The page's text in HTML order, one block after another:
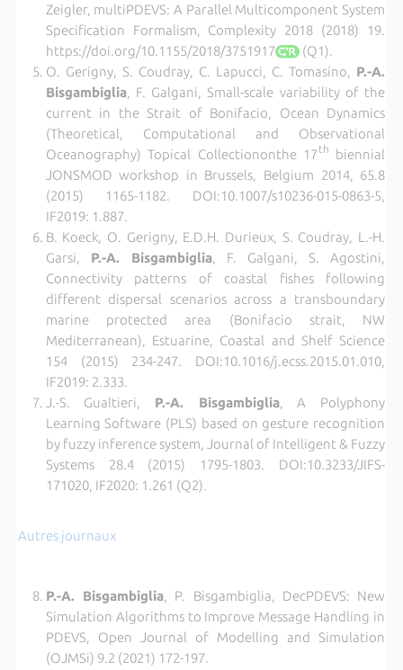
Zeigler, multiPDEVS: A Parallel Multicomponent System
Specification Formalism, Complexity 2018 (2018) 19.
https://doi.org/10.1155/2018/3751917
(Q1).
O. Gerigny, S. Coudray, C. Lapucci, C. Tomasino, P.-A.
Bisgambiglia, F. Galgani, Small-scale variability of the
current in the Strait of Bonifacio, Ocean Dynamics
(Theoretical, Computational and Observational
Oceanography) Topical Collectiononthe 17 th
biennial
JONSMOD workshop in Brussels, Belgium 2014, 65.8
(2015) 1165-1182. DOI:10.1007/s10236-015-0863-5,
IF2019: 1.887.
B. Koeck, O. Gerigny, E.D.H. Durieux, S. Coudray, L.-H.
Garsi, P.-A. Bisgambiglia, F. Galgani, S. Agostini,
Connectivity patterns of coastal fishes following
different dispersal scenarios across a transboundary
marine protected area (Bonifacio strait, NW
Mediterranean), Estuarine, Coastal and Shelf Science
154 (2015) 234-247. DOI:10.1016/j.ecss.2015.01.010,
IF2019: 2.333.
J.-S. Gualtieri, P.-A. Bisgambiglia, A Polyphony
Learning Software (PLS) based on gesture recognition
by fuzzy inference system, Journal of Intelligent & Fuzzy
Systems 28.4 (2015) 1795-1803. DOI:10.3233/JIFS-
171020, IF2020: 1.261 (Q2).
Autres journaux
P.-A. Bisgambiglia, P. Bisgambiglia, DecPDEVS: New
Simulation Algorithms to Improve Message Handling in
PDEVS, Open Journal of Modelling and Simulation
(OJMSi) 9.2 (2021) 172-197.